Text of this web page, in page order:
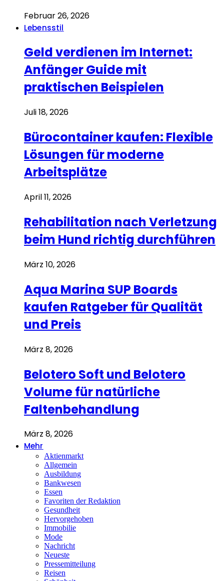
Februar 26, 2026
Lebensstil
Geld verdienen im Internet:
Anfänger Guide mit
praktischen Beispielen
Juli 18, 2026
Bürocontainer kaufen: Flexible
Lösungen für moderne
Arbeitsplätze
April 11, 2026
Rehabilitation nach Verletzung
beim Hund richtig durchführen
März 10, 2026
Aqua Marina SUP Boards
kaufen Ratgeber für Qualität
und Preis
März 8, 2026
Belotero Soft und Belotero
Volume für natürliche
Faltenbehandlung
März 8, 2026
Mehr
Aktienmarkt
Allgemein
Ausbildung
Bankwesen
Essen
Favoriten der Redaktion
Gesundheit
Hervorgehoben
Immobilie
Mode
Nachricht
Neueste
Pressemitteilung
Reisen